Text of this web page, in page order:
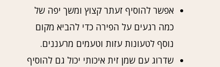
אפשר להוסיף זעתר קצוץ ומשך יפה של
כמה רגעים על הפירה כדי להביא מקום
נוסף לטעונות עזות וטעמים מרעננים.
שדרוג עם שמן זית איכותי יכול גם להוסיף